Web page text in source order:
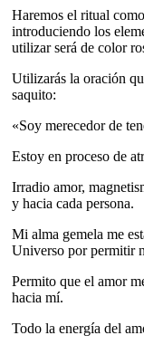
Haremos el ritual
introduciendo los
utilizar será de color
Utilizarás la oración
saquito:
«Soy merecedor de
Estoy en proceso de
Irradio amor,
y hacia cada persona.
Mi alma gemela me
Universo por permitir
Permito que el amor
hacia mí.
Todo la energía del